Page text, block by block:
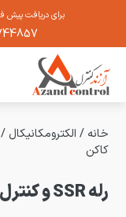
برای دریافت پیش
خانه / الکترومکانیکال /
کاکن
رله SSR و کنترل توان کاکن